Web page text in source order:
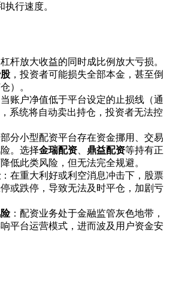
行速度。
杆放大收益的同时成比例放大亏损。
，投资者可能损失全部本金，甚至倒
）。
账户净值低于平台设定的止损线（通
系统将自动卖出持仓，投资者无法控
分小型配资平台存在资金挪用、交易
。选择金瑞配资、 鼎益配资等持有正
低此类风险，但无法完全规避。
：在重大利好或利空消息冲击下，股票
或跌停，导致无法及时平仓，加剧亏
：配资业务处于金融监管灰色地带，
平台运营模式，进而波及用户资金安